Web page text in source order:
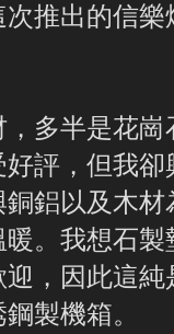
推出的信
多半是花
評，但我
鋁以及木
。我想石
，因此這
製機箱。